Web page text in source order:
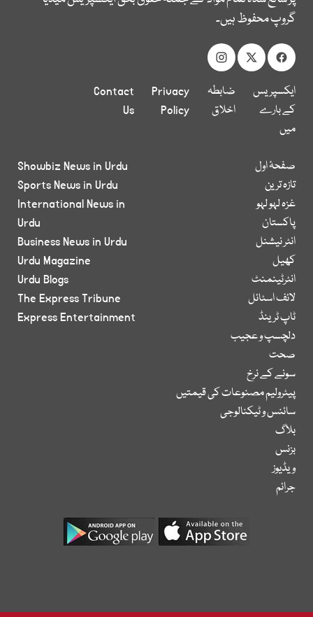
گروپ محفوظ ہیں۔
ایکسپریس
کے بارے
میں
ضابطہ
اخلاق
Privacy
Policy
Contact
Us
صفحۂ اول
تازہ ترین
غزہ لہو لہو
پاکستان
انٹر نیشنل
کھیل
انٹرٹینمنٹ
لائف اسٹائل
ٹاپ ٹرینڈ
دلچسپ و عجیب
صحت
سونے کے نرخ
پیٹرولیم مصنوعات کی قیمتیں
سائنس و ٹیکنالوجی
بلاگ
بزنس
ویڈیوز
جرائم
Showbiz News in Urdu
Sports News in Urdu
International News in
Urdu
Business News in Urdu
Urdu Magazine
Urdu Blogs
The Express Tribune
Express Entertainment